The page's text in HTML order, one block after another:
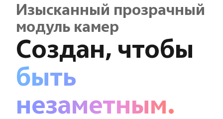
Изысканный прозрачный
модуль камер
Создан, чтобы
быть
незаметным.